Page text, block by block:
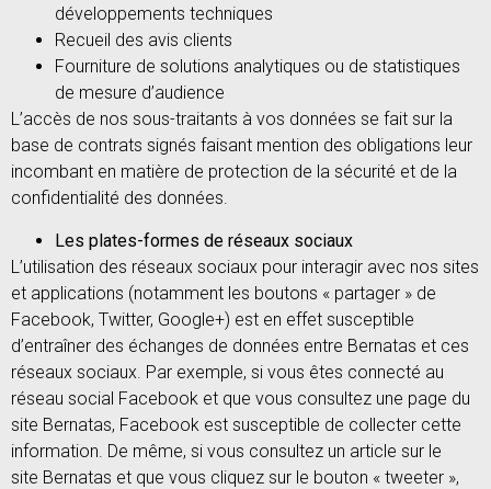
développements techniques
Recueil des avis clients
Fourniture de solutions analytiques ou de statistiques
de mesure d’audience
L’accès de nos sous-traitants à vos données se fait sur la
base de contrats signés faisant mention des obligations leur
incombant en matière de protection de la sécurité et de la
confidentialité des données.
Les plates-formes de réseaux sociaux
L’utilisation des réseaux sociaux pour interagir avec nos sites
et applications (notamment les boutons « partager » de
Facebook, Twitter, Google+) est en effet susceptible
d’entraîner des échanges de données entre Bernatas et ces
réseaux sociaux. Par exemple, si vous êtes connecté au
réseau social Facebook et que vous consultez une page du
site Bernatas, Facebook est susceptible de collecter cette
information. De même, si vous consultez un article sur le
site Bernatas et que vous cliquez sur le bouton « tweeter »,